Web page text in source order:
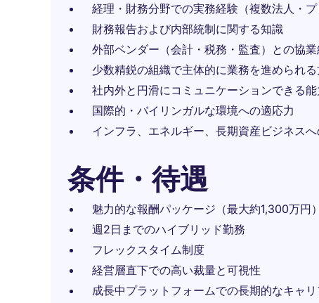
経理・財務分野での実務経験（複数法人・プ
財務報告および内部統制に関する知識
外部ベンダー（会計・税務・監査）との協業
少数精鋭の組織で主体的に業務を進められ
社内外と円滑にコミュニケーションできる能
国際的・バイリンガルな環境への適応力
インフラ、エネルギー、長期資産ビジネス
条件・待遇
魅力的な報酬パッケージ（最大約1,300万円）
週2日までのハイブリッド勤務
フレックスタイム制度
経営層直下での高い裁量と可視性
成長中プラットフォームでの長期的なキャ